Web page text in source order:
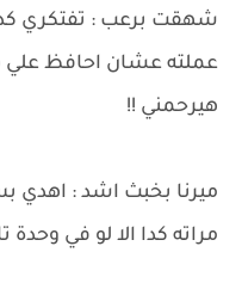
شهقت برعب : تفتكري كدا
عملته عشان احافظ علي
هيرحمني !!
ميرنا بخبث اشد :
مراته كدا الا لو في وحدة